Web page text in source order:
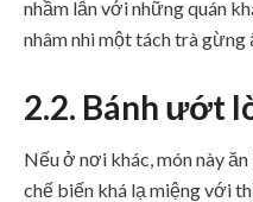
nhầm lẫn với những quán
nhâm nhi một tách trà gừng
2.2. Bánh ướt
Nếu ở nơi khác, món này
chế biến khá lạ miệng với